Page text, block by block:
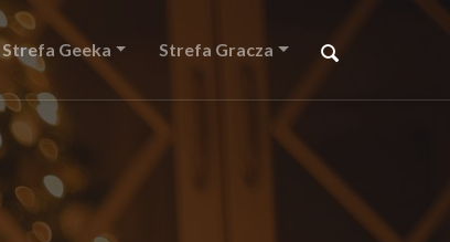
Strefa Geeka Strefa Gracza